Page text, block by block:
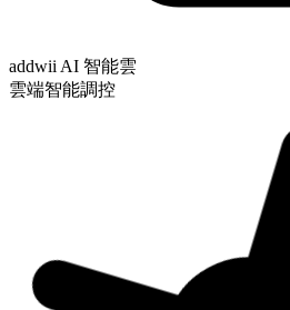
addwii AI 智能雲
雲端智能調控